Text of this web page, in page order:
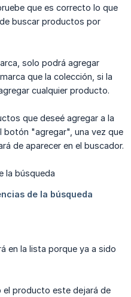
que es correcto lo que
buscar productos por
solo podrá agregar
que la colección, si la
cualquier producto.
que deseé agregar a la
botón "agregar", una vez que
de aparecer en el buscador.
en la lista porque ya a sido
el producto este dejará de